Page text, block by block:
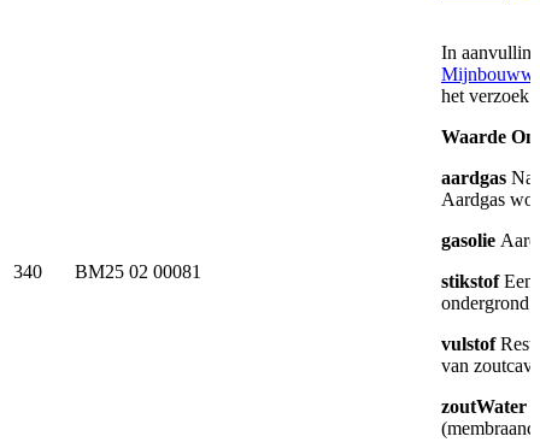
340 BM25 02 00081
In
het verzoek
Waarde
aardgas
Aardgas
gasolie
stikstofEen
ondergrond
vulstof
van
zoutWater